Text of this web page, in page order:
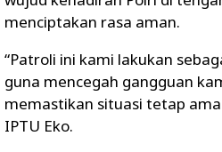
menciptakan rasa aman.
“Patroli ini kami lakukan
guna mencegah gangguan
memastikan situasi tetap
IPTU Eko.